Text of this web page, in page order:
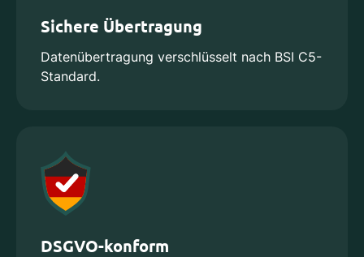
Sichere Übertragung
Datenübertragung verschlüsselt nach BSI C5-
Standard.
DSGVO-konform